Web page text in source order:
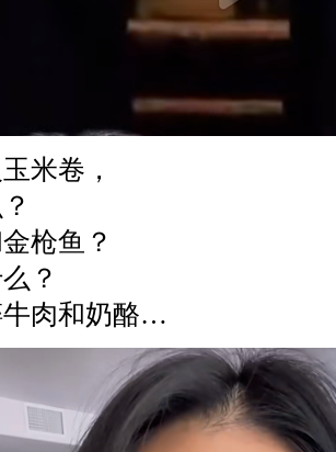
米卷，
枪鱼？
？
牛肉和奶酪…